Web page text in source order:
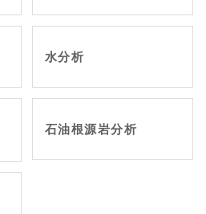
水分析
石油根源岩分析